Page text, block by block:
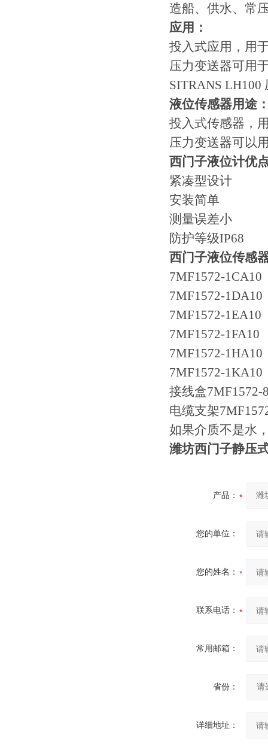
造船、供水、常
应用：
投入式应用，用
压力变送器可用
SITRANS
液位传感器用途
投入式传感器，
压力变送器可以
西门子液位计优
紧凑型设计
安装简单
测量误差小
防护等级IP68
西门子液位传感
7MF1572-1CA10
7MF1572-1DA10
7MF1572-1EA10
7MF1572-1FA10
7MF1572-1HA10
7MF1572-1KA10
接线盒7MF1572-
电缆支架
如果介质不是水
潍坊西门子静压
产品：
您的单位：
您的姓名：
联系电话：
常用邮箱：
省份：
详细地址：